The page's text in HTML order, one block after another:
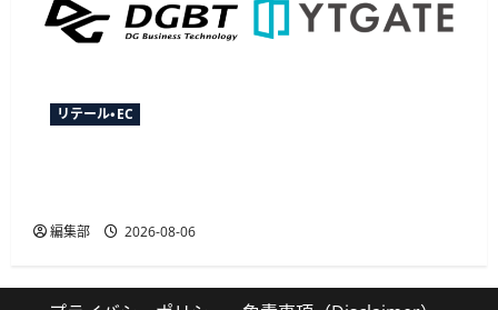
リテール・EC
編集部 2026-08-06